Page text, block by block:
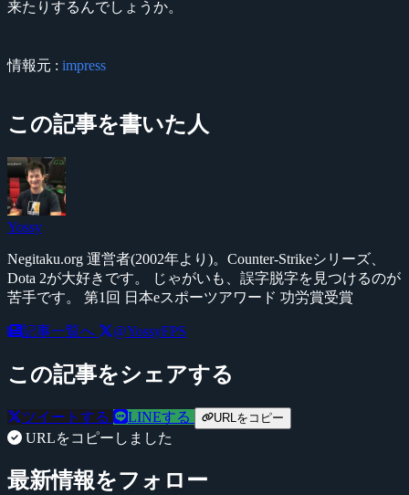
来たりするんでしょうか。
情報元 : impress
この記事を書いた人
Yossy
Negitaku.org 運営者(2002年より)。Counter-Strikeシリーズ、
Dota 2が大好きです。 じゃがいも、誤字脱字を見つけるのが
苦手です。 第1回 日本eスポーツアワード 功労賞受賞
記事一覧へ @YossyFPS
この記事をシェアする
ツイートする LINEする URLをコピー
URLをコピーしました
最新情報をフォロー